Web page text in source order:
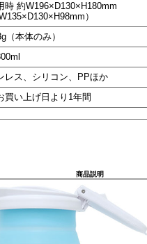
時 約W196×D130×H180mm
）
（本体のみ）
レス、シリコン、PPほか
買い上げ日より1年間
商品説明